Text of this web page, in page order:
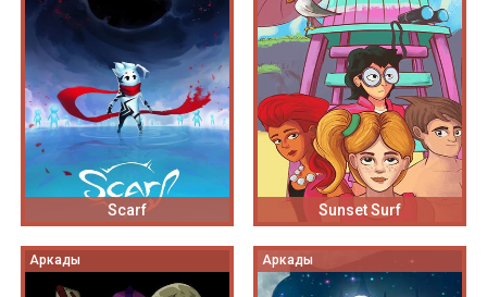
Scarf Sunset Surf
Аркады Аркады